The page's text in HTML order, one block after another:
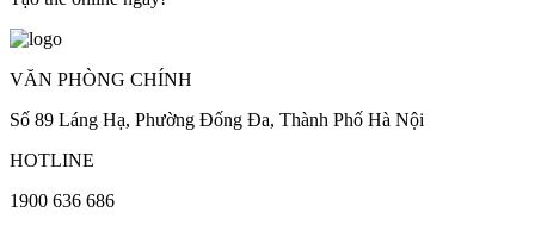
VĂN PHÒNG CHÍNH
Số 89 Láng Hạ, Phường Đống Đa, Thành Phố Hà Nội
HOTLINE
1900 636 686